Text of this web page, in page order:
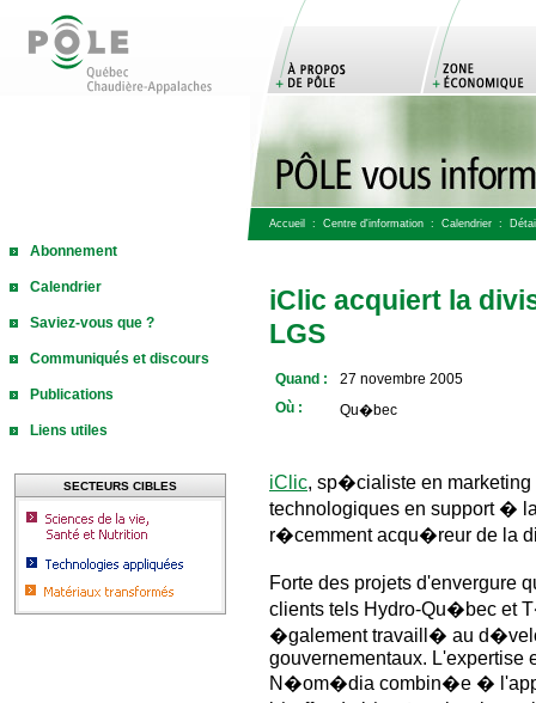
Accueil : Centre d'information : Calendrier :
Abonnement
Calendrier
Saviez-vous que ?
Communiqués et discours
Publications
Liens utiles
SECTEURS CIBLES
iClic acquiert la
LGS
Quand :
27 novembre 2005
Où :
Qu�bec
iClic, sp�cialiste en
technologiques en support �
r�cemment acqu�reur de la
Forte des projets d'envergure
clients tels Hydro-Qu�bec
�galement travaill� au
gouvernementaux. L'expertise
N�om�dia combin�e �